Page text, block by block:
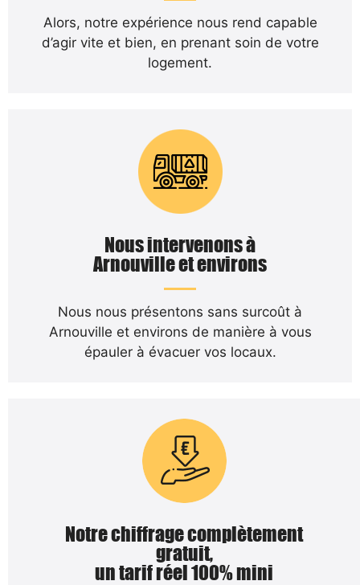
Alors, notre expérience nous rend capable
d’agir vite et bien, en prenant soin de votre
logement.
Nous intervenons à
Arnouville et environs
Nous nous présentons sans surcoût à
Arnouville et environs de manière à vous
épauler à évacuer vos locaux.
Notre chiffrage complètement
gratuit,
un tarif réel 100% mini